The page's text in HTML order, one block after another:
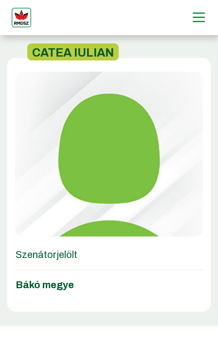
CATEA IULIAN
Szenátorjelölt
Bákó megye